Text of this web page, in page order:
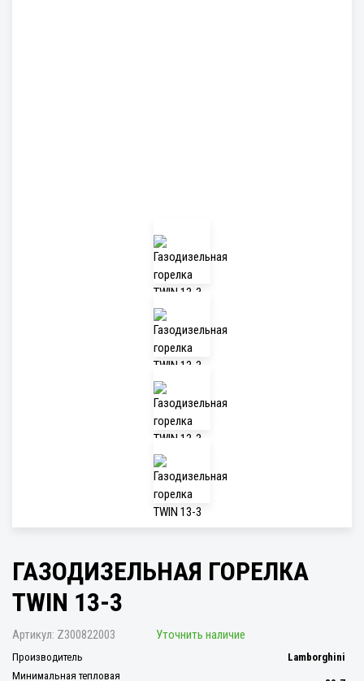
ГАЗОДИЗЕЛЬНАЯ ГОРЕЛКА
TWIN 13-3
Артикул: Z300822003 Уточнить наличие
Производитель
Lamborghini
Минимальная тепловая